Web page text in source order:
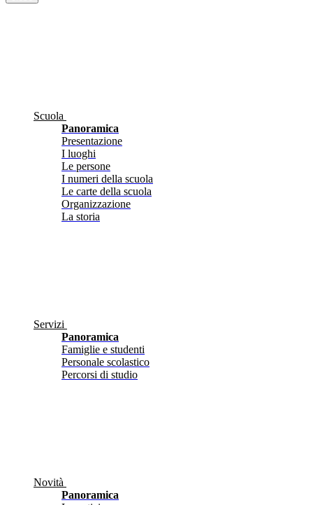
Scuola
Panoramica
Presentazione
I luoghi
Le persone
I numeri della scuola
Le carte della scuola
Organizzazione
La storia
Servizi
Panoramica
Famiglie e studenti
Personale scolastico
Percorsi di studio
Novità
Panoramica